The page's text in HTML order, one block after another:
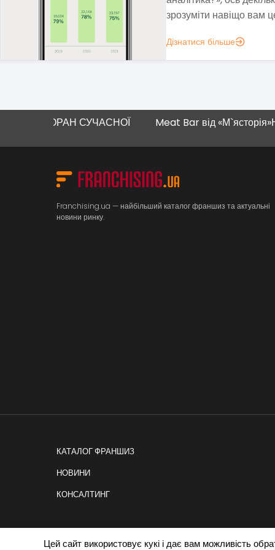
ЗАКЛАДИ ХАРЧУВАННЯ
нестабільність і
СУЧАСНОЇ Meat Bar від «М`ясторія»Новий
Franchising.ua — найбільший каталог франшиз та актуальні
новини ринку.
КАТАЛОГ ФРАНШИЗ
НОВИНИ
КОНСАЛТИНГ
Політика cookies|Privacy policy
Цей сайт використовує кукі і дає вам можливість